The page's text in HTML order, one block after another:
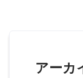
アーカ